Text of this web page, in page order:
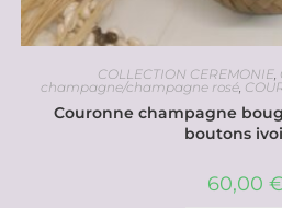
COLLECTION CEREMONIE,
champagne/champagne rosé,
Couronne champagne
boutons
60,00